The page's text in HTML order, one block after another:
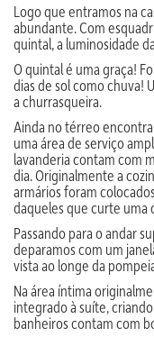
Logo que entramos na
abundante. Com
quintal, a luminosidade
O quintal é uma graça!
dias de sol como chuva!
a churrasqueira.
Ainda no térreo
uma área de serviço
lavanderia contam com
dia. Originalmente a
armários foram
daqueles que curte uma
Passando para o andar
deparamos com um
vista ao longe da
Na área íntima
integrado à suíte,
banheiros contam com